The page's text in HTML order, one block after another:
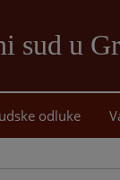
sud u
odluke